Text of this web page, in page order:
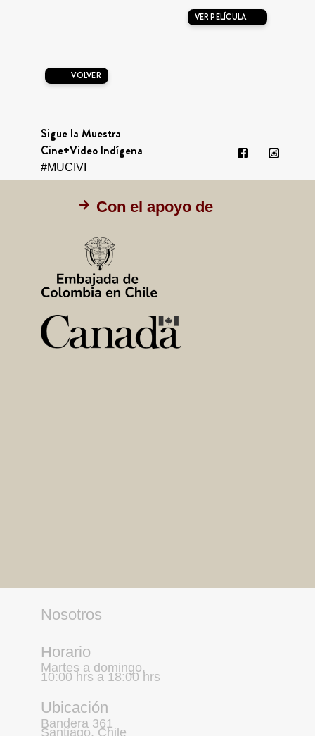
VER PELÍCULA
VOLVER
Sigue la Muestra
Cine+Video Indígena
#MUCIVI
Con el apoyo de
Nosotros
Horario
Martes a domingo,
10:00 hrs a 18:00 hrs
Ubicación
Bandera 361
Santiago, Chile